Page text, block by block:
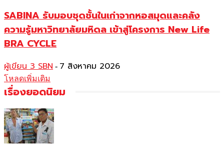
SABINA รับมอบชุดชั้นในเก่าจากหอสมุดและคลัง
ความรู้มหาวิทยาลัยมหิดล เข้าสู่โครงการ New Life
BRA CYCLE
ผู้เขียน 3 SBN - 7 สิงหาคม 2026
โหลดเพิ่มเติม
เรื่องยอดนิยม